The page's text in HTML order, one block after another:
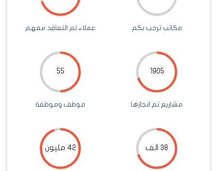
مكاتب ترحب بكم عملاء تم التعاقد معهم
1905
مشاريع تم انجازها
55
موظف وموظفة
38 الف 42 مليون